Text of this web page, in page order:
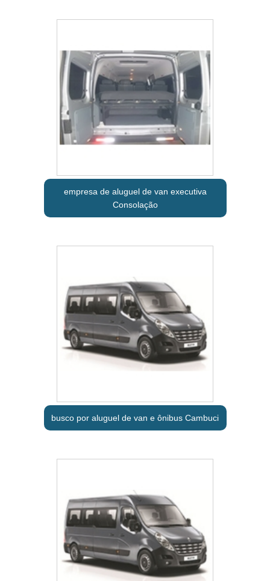
empresa de aluguel de van executiva
Consolação
busco por aluguel de van e ônibus Cambuci